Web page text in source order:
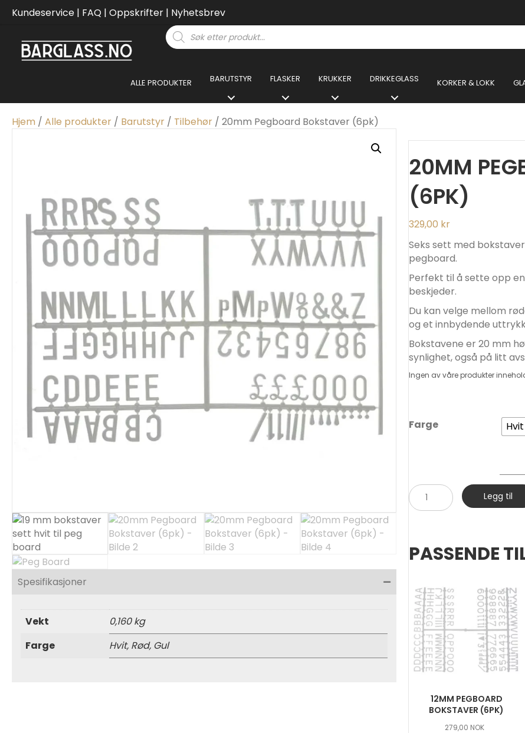
Kundeservice | FAQ | Oppskrifter | Nyhetsbrev
Products
search
ALLE PRODUKTER BARUTSTYR FLASKER KRUKKER DRIKKEGLASS KORKER & LOKK
Hjem / Alle produkter / Barutstyr / Tilbehør / 20mm Pegboard Bokstaver (6pk)
Spesifikasjoner
Vekt
0,160 kg
Farge
Hvit, Rød, Gul
20MM
(6PK)
329,00 kr
Seks sett med
pegboard.
Perfekt til å sette opp
beskjeder.
Du kan velge mellom
og et innbydende
Bokstavene er 20 mm
synlighet, også på litt
Ingen av våre produkter
Farge Hvit
20mm
Pegboard
antall
Legg til
PASSENDE
12MM PEGBOARD
BOKSTAVER (6PK)
279,00 NOK